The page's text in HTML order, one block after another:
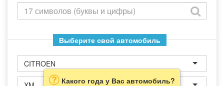
Выберите свой автомобиль
CITROEN
Какого года у Вас автомобиль?